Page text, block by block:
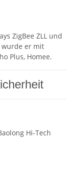
ZigBee ZLL und
wurde er mit
Plus, Homee.
Hi-Tech